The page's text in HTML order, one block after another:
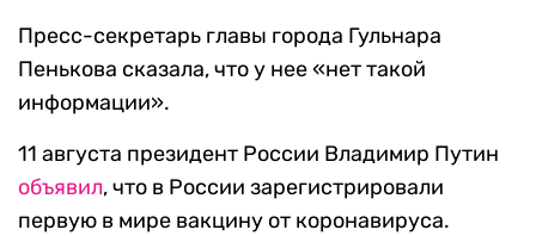
Пресс-секретарь главы города Гульнара
Пенькова сказала, что у нее «нет такой
информации».
11 августа президент России Владимир Путин
объявил, что в России зарегистрировали
первую в мире вакцину от коронавируса.